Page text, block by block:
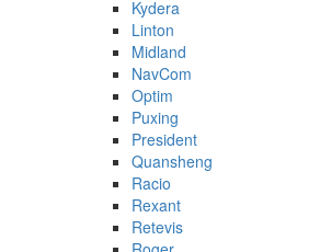
Kydera
Linton
Midland
NavCom
Optim
Puxing
President
Quansheng
Racio
Rexant
Retevis